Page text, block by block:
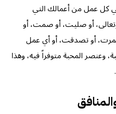
كل عمل من أعمالك التي
أو صليت، أو صمت، أو
أو تصدقت، أو أي عمل
وعنصر المحبة متوفراً فيه، وهذا